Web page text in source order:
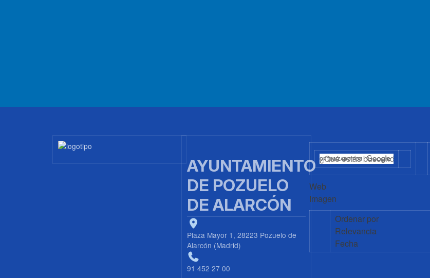
Imagen
AYUNTAMIENTO
DE POZUELO
DE ALARCÓN
Plaza Mayor 1, 28223 Pozuelo de
Alarcón (Madrid)
91 452 27 00
Web
Imagen
Ordenar por
Relevancia
Fecha